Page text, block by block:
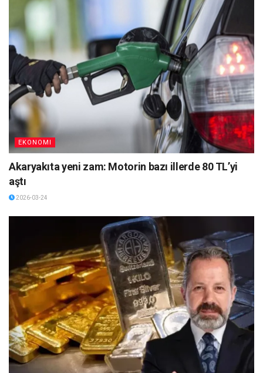
EKONOMI
Akaryakıta yeni zam: Motorin bazı illerde 80 TL’yi
aştı
2026-03-24